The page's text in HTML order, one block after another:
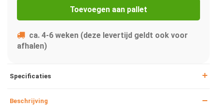
Toevoegen aan pallet
ca. 4-6 weken (deze levertijd geldt ook voor
afhalen)
Specificaties
Beschrijving